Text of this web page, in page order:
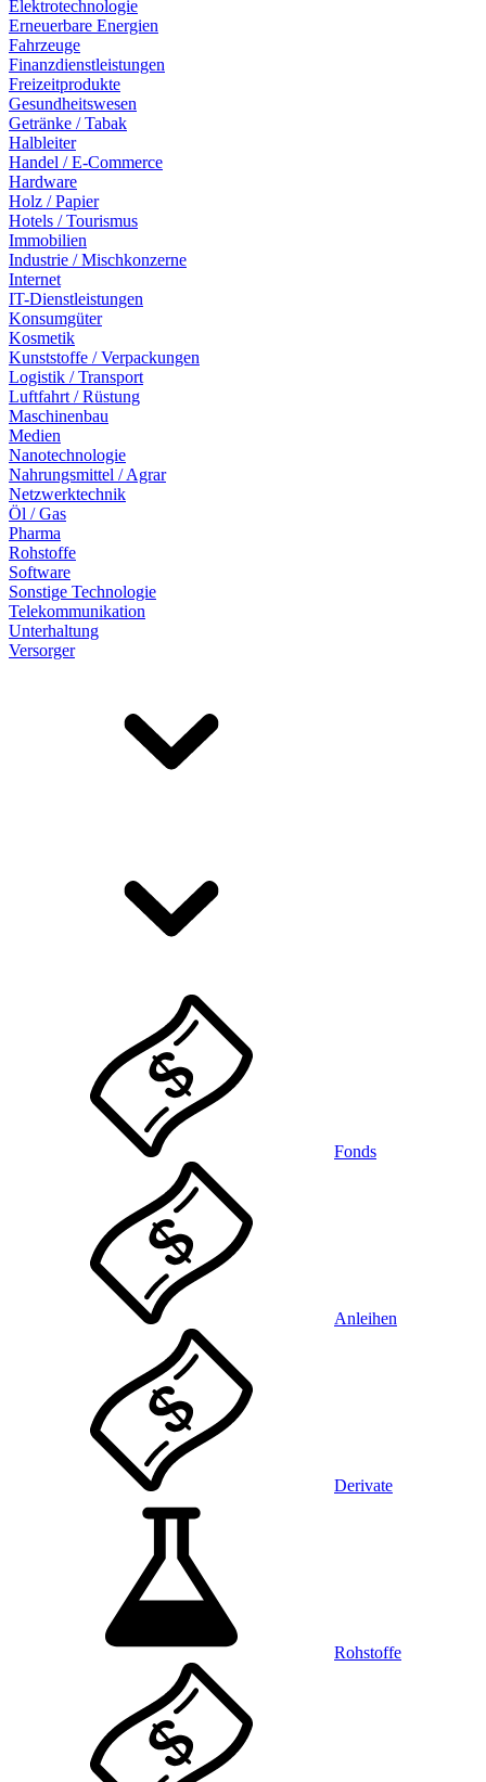
Elektrotechnologie
Erneuerbare Energien
Fahrzeuge
Finanzdienstleistungen
Freizeitprodukte
Gesundheitswesen
Getränke / Tabak
Halbleiter
Handel / E-Commerce
Hardware
Holz / Papier
Hotels / Tourismus
Immobilien
Industrie / Mischkonzerne
Internet
IT-Dienstleistungen
Konsumgüter
Kosmetik
Kunststoffe / Verpackungen
Logistik / Transport
Luftfahrt / Rüstung
Maschinenbau
Medien
Nanotechnologie
Nahrungsmittel / Agrar
Netzwerktechnik
Öl / Gas
Pharma
Rohstoffe
Software
Sonstige Technologie
Telekommunikation
Unterhaltung
Versorger
Fonds
Anleihen
Derivate
Rohstoffe